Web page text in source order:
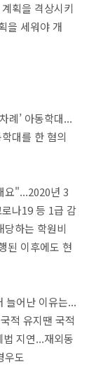
획을 격상시키
을 세워야 개
례’ 아동학대...
대를 한 혐의
요"...2020년 3
나19 등 1급 감
당하는 학원비
된 이후에도 현
늘어난 이유는...
적 유지땐 국적
지연...재외동
우도